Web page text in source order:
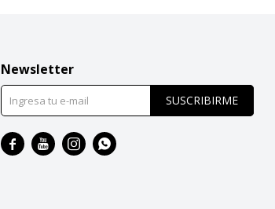
Newsletter
SUSCRIBIRME
   